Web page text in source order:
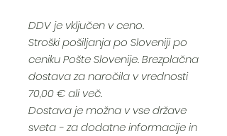
DDV je vključen v ceno.
Stroški pošiljanja po Sloveniji po
ceniku Pošte Slovenije. Brezplačna
dostava za naročila v vrednosti
70,00 € ali več.
Dostava je možna v vse države
sveta - za dodatne informacije in